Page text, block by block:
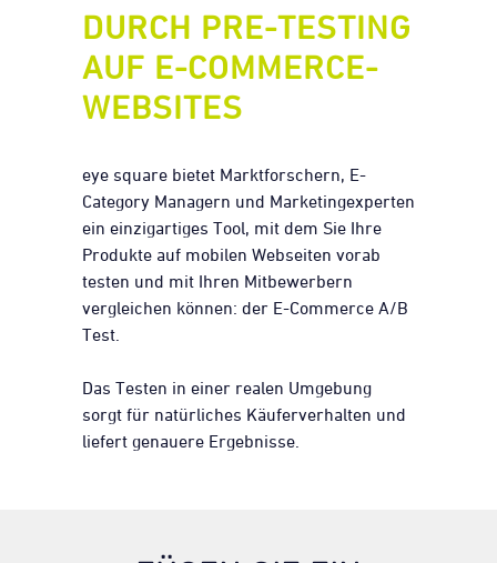
DURCH PRE-TESTING
AUF E-COMMERCE-
WEBSITES
eye square bietet Marktforschern, E-
Category Managern und Marketingexperten
ein einzigartiges Tool, mit dem Sie Ihre
Produkte auf mobilen Webseiten vorab
testen und mit Ihren Mitbewerbern
vergleichen können: der E-Commerce A/B
Test.
Das Testen in einer realen Umgebung
sorgt für natürliches Käuferverhalten und
liefert genauere Ergebnisse.